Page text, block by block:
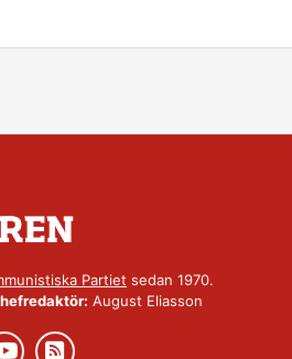
Partiet sedan 1970.
August Eliasson